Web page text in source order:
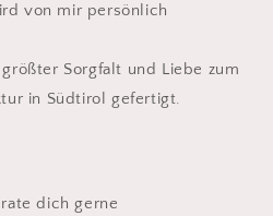
von mir persönlich
Sorgfalt und Liebe zum
in Südtirol gefertigt.
dich gerne